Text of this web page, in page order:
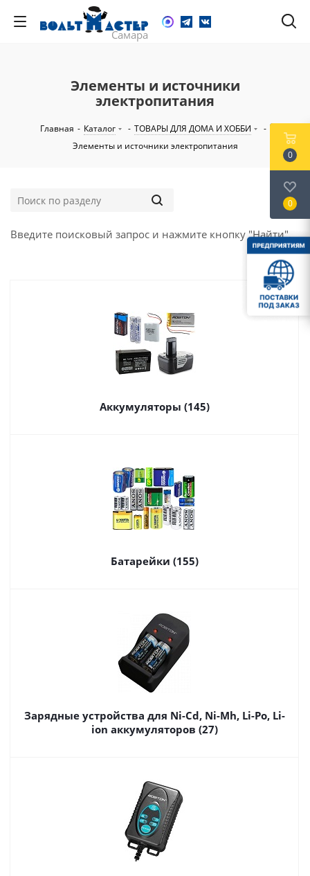
Элементы и источники
электропитания
Главная - Каталог - ТОВАРЫ ДЛЯ ДОМА И ХОББИ
-
Элементы и источники электропитания
Введите поисковый запрос и нажмите кнопку "Найти".
Аккумуляторы (145)
Батарейки (155)
Зарядные устройства для Ni-Cd, Ni-Mh, Li-Po, Li-
ion аккумуляторов (27)
0
0